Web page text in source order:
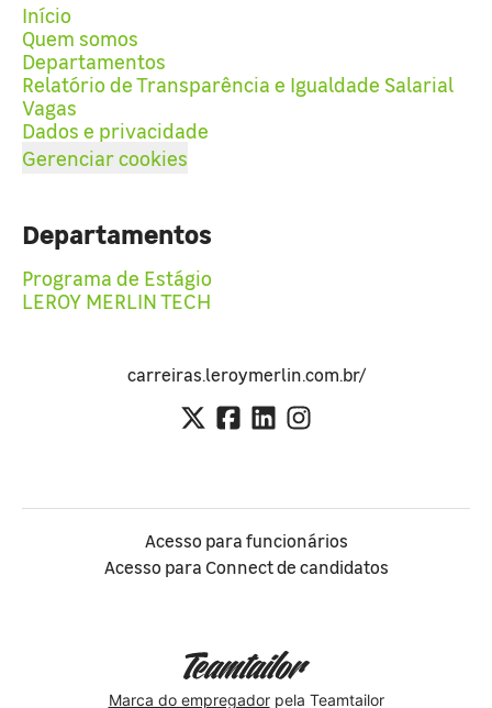
Início
Quem somos
Departamentos
Relatório de Transparência e Igualdade Salarial
Vagas
Dados e privacidade
Gerenciar cookies
Departamentos
Programa de Estágio
LEROY MERLIN TECH
carreiras.leroymerlin.com.br/
Acesso para funcionários
Acesso para Connect de candidatos
Marca do empregadorpela Teamtailor